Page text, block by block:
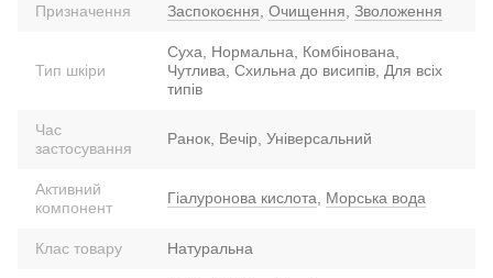
Призначення Заспокоєння Очищення Зволоження
Тип шкіри
Суха, Нормальна, Комбінована,
Чутлива, Схильна до висипів, Для всіх
типів
Час
застосування
Ранок, Вечір, Універсальний
Активний
компонент
Гіалуронова кислота Морська вода
Клас товару Натуральна